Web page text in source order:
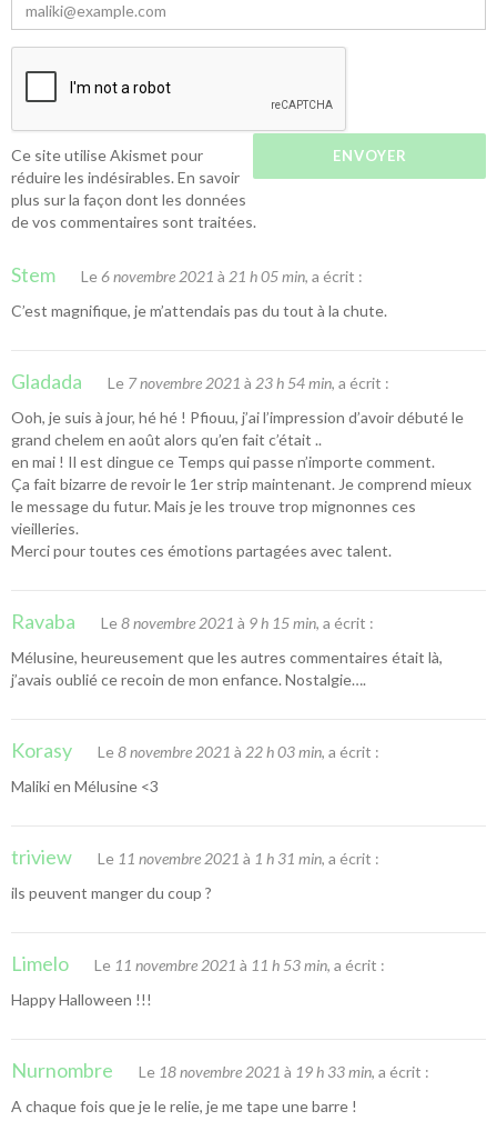
Ce site utilise Akismet pour
réduire les indésirables. En savoir
plus sur la façon dont les données
de vos commentaires sont traitées.
Stem Le6 novembre 2021 à 21 h 05 min, a écrit :
C’est magnifique, je m’attendais pas du tout à la chute.
Gladada Le 7 novembre 2021 à 23 h 54 min, a écrit :
Ooh, je suis à jour, hé hé ! Pfiouu, j’ai l’impression d’avoir débuté le
grand chelem en août alors qu’en fait c’était ..
en mai ! Il est dingue ce Temps qui passe n’importe comment.
Ça fait bizarre de revoir le 1er strip maintenant. Je comprend mieux
le message du futur. Mais je les trouve trop mignonnes ces
vieilleries.
Merci pour toutes ces émotions partagées avec talent.
Ravaba Le8 novembre 2021 à 9 h 15 min, a écrit :
Mélusine, heureusement que les autres commentaires était là,
j’avais oublié ce recoin de mon enfance. Nostalgie….
Korasy Le8 novembre 2021 à 22 h 03 min, a écrit :
Maliki en Mélusine <3
triview Le 11 novembre 2021 à 1 h 31 min, a écrit :
ils peuvent manger du coup ?
Limelo Le 11 novembre 2021 à 11 h 53 min, a écrit :
Happy Halloween !!!
Nurnombre Le 18 novembre 2021 à 19 h 33 min, a écrit :
A chaque fois que je le relie, je me tape une barre !